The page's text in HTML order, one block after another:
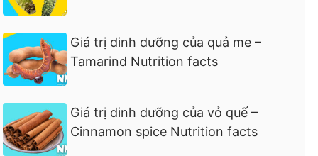
Giá trị dinh dưỡng của quả me –
Tamarind Nutrition facts
Giá trị dinh dưỡng của vỏ quế –
Cinnamon spice Nutrition facts